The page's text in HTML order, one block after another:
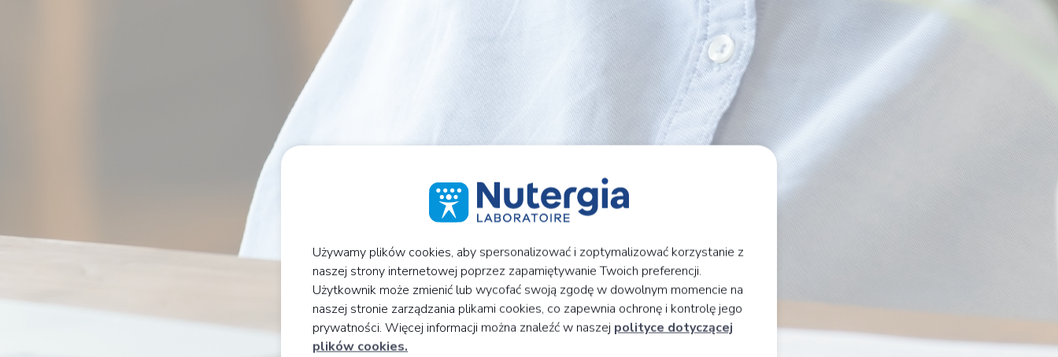
Używamy plików cookies, aby spersonalizować i zoptymalizować korzystanie z
naszej strony internetowej poprzez zapamiętywanie Twoich preferencji.
Użytkownik może zmienić lub wycofać swoją zgodę w dowolnym momencie na
naszej stronie zarządzania plikami cookies, co zapewnia ochronę i kontrolę jego
prywatności. Więcej informacji można znaleźć w naszej polityce dotyczącej
plików cookies.